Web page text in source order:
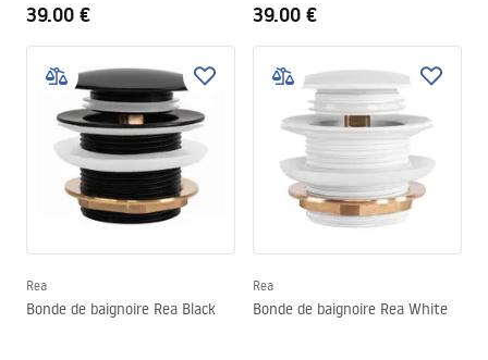
39.00 € 39.00 €
Rea
Bonde de baignoire Rea Black
Rea
Bonde de baignoire Rea White